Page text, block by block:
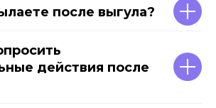
после выгула?
действия после